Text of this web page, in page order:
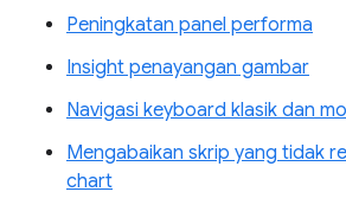
Peningkatan panel performa
Insight penayangan gambar
Navigasi keyboard klasik dan
Mengabaikan skrip yang tidak
chart